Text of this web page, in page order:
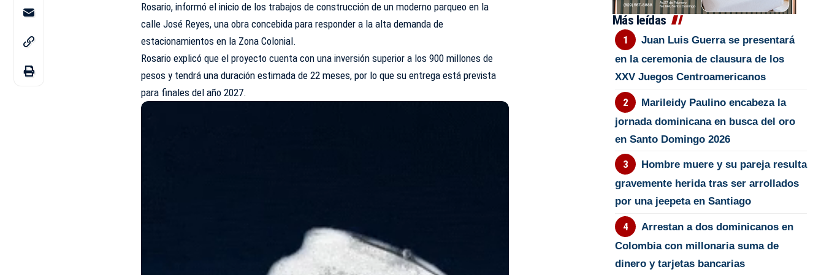
Rosario, informó el inicio de los trabajos de construcción de un moderno parqueo en la
calle José Reyes, una obra concebida para responder a la alta demanda de
estacionamientos en la Zona Colonial.
Rosario explicó que el proyecto cuenta con una inversión superior a los 900 millones de
pesos y tendrá una duración estimada de 22 meses, por lo que su entrega está prevista
para finales del año 2027.
Más leídas
Juan Luis Guerra se presentará
en la ceremonia de clausura de los
XXV Juegos Centroamericanos
Marileidy Paulino encabeza la
jornada dominicana en busca del oro
en Santo Domingo 2026
Hombre muere y su pareja resulta
gravemente herida tras ser arrollados
por una jeepeta en Santiago
Arrestan a dos dominicanos en
Colombia con millonaria suma de
dinero y tarjetas bancarias